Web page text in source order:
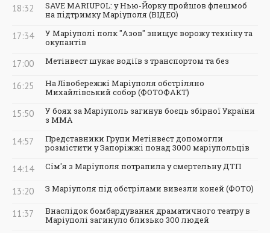
18:32
SAVE MARIUPOL: у Нью-Йорку пройшов флешмоб
на підтримку Маріуполя (ВІДЕО)
17:34
У Маріуполі полк "Азов" знищує ворожу техніку та
окупантів
17:00 Метінвест шукає водіїв з транспортом та без
16:25
На Лівобережжі Маріуполя обстріляно
Михайлівський собор (ФОТОФАКТ)
15:50
У боях за Маріуполь загинув боєць збірної України
з ММА
14:57
Представники Групи Метінвест допомогли
розмістити у Запоріжжі понад 3000 маріупольців
14:14 Сім'я з Маріуполя потрапила у смертельну ДТП
13:20 З Маріуполя під обстрілами вивезли коней (ФОТО)
11:37
Внаслідок бомбардування драматичного театру в
Маріуполі загинуло близько 300 людей